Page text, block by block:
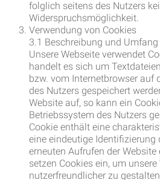
folglich seitens des Nutzers
Widerspruchsmöglichkeit.
Verwendung von Cookies
3.1 Beschreibung und
Unsere Webseite verwendet
handelt es sich um
bzw. vom Internetbrowser auf
des Nutzers gespeichert
Website auf, so kann ein
Betriebssystem des Nutzers
Cookie enthält eine
eine eindeutige Identifizierung
erneuten Aufrufen der
setzen Cookies ein, um unsere
nutzerfreundlicher zu